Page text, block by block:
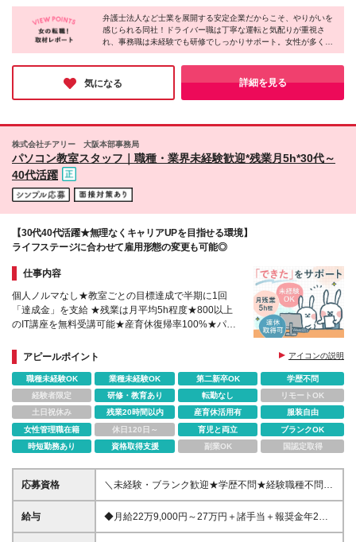
れます ※給与はスキル・経験・能力を考慮して決定し
ます ◆年功序列なしで公平な評価システム◆ 実力と
やる気を積極的に評価をする風土で、「自ら課題を見
実行力」「周囲を巻き込むコミュニケーション力」な
どを総合的に評価します。 実際に、入社3年目・20代
でチームのリーダーとして複数法人の改善プロジェク
ス）と同様の勤務地 ※(変更の範囲)上記を除く当社関
連勤務地
弁護士法人など士業を展開する安定企業だからこそ、やりがいを
感じられる同社！ドライバー職は丁寧な運転と気配りが重視さ
れ、事務職は未経験でも研修でしっかりサポート。女性が多く活
躍する職場で働きやすい環境も整っています♪ どちらも意欲や人
柄重視の採用なので、経験よりもあなたらしさや前向きな姿勢を
大切にしています。安定性抜群の同社で新たなキャリアをスター
トさせませんか？
気になる 詳細を見る
株式会社チアリー 大阪本部事務局
パソコン教室スタッフ｜職種・業界未経験歓迎*残業月5h*30代～
40代活躍
【30代40代活躍★無理なくキャリアUPを目指せる環境】
ライフステージに合わせて雇用形態の変更も可能◎
仕事内容
個人ノルマなし★教室ごとの目標達成で半期に1回
「達成金」を支給 ★残業は月平均5h程度★800以上
のIT講座を無料受講可能★産育休復帰率100%★パー
アピールポイント
アイコンの説明
職種未経験OK 業種未経験OK 第二新卒OK
学歴不問
経験者限定
研修・教育あり 転勤なし
リモートOK
土日祝休み
残業20時間以内 産育休活用有
服装自由
女性管理職在籍
休日120日～ 育児と両立
ブランクOK
時短勤務あり
資格取得支援 副業OK 国認定取得
応募資格
＼未経験・ブランク歓迎★学歴不問★経験職種不問／
▼以下の経験をお持ちの方はすぐにご活躍いただけま
す♪▼ ＊営業・接客・販売などの経験 ＊塾講師などの
給与
◆月給22万9,000円～27万円＋諸手当＋報奨金年2回
※固定残業代含む/1万円(5時間) ※残業がない場合も支